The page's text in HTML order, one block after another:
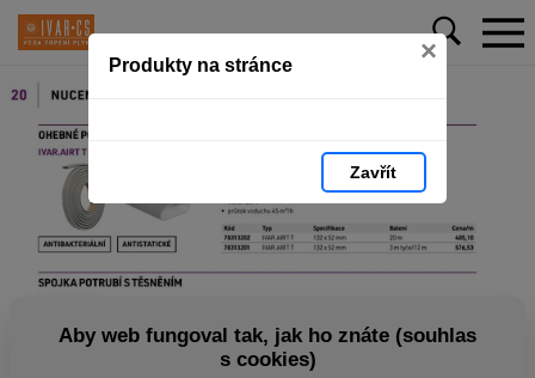
Produkty na stránce ×
Zavřít
Aby web fungoval tak, jak ho znáte (souhlas
s cookies)